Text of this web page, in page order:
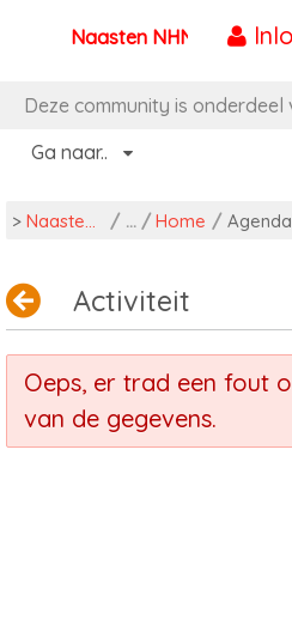
Naar content
Naasten NHN
Deze community is onderdeel
Ga naar..
> Naasten NHN / Home / Agenda
Activiteit
Oeps, er trad een fout
van de gegevens.